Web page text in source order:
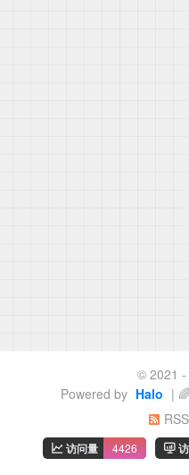
© 2021 -
Powered by Halo |
RSS
访问量 4426